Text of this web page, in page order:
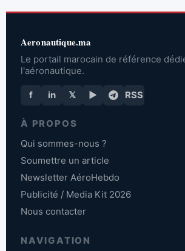
Aeronautique.ma
Le portail marocain de référence
l'aéronautique.
f in 𝕏 ▶ RSS
À PROPOS
Qui sommes-nous ?
Soumettre un article
Newsletter AéroHebdo
Publicité / Media Kit 2026
Nous contacter
NAVIGATION